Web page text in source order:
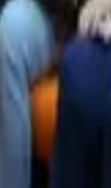
Arı ise
daha
önemli bir
ifade
çıkıyor”
dair
gerektiğini